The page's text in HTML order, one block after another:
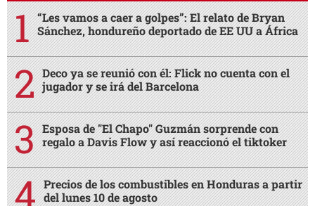
“Les vamos a caer a golpes”: El relato de Bryan
Sánchez, hondureño deportado de EE UU a África
Deco ya se reunió con él: Flick no cuenta con el
jugador y se irá del Barcelona
Esposa de "El Chapo" Guzmán sorprende con
regalo a Davis Flow y así reaccionó el tiktoker
Precios de los combustibles en Honduras a partir
del lunes 10 de agosto